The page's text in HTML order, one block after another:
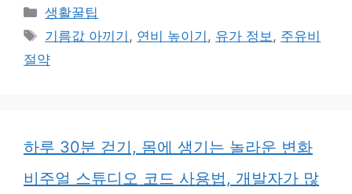
카
테
고
리
생활꿀팁
태
그
기름값 아끼기 , 연비 높이기 , 유가 정보 , 주유비
절약
하루 30분 걷기, 몸에 생기는 놀라운 변화
비주얼 스튜디오 코드 사용법, 개발자가 많